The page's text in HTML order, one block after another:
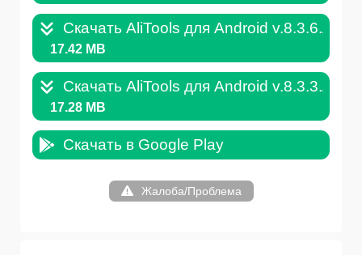
Скачать AliTools для Android v.8.3.6.APK
17.42 MB
Скачать AliTools для Android v.8.3.3.APK
17.28 MB
Скачать в Google Play
Жалоба/Проблема